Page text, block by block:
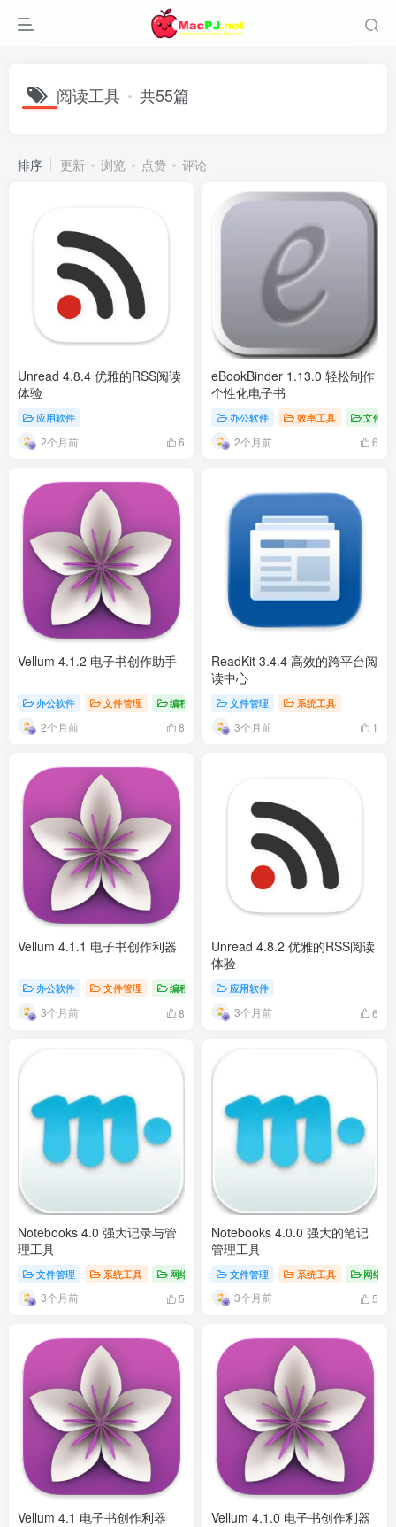
阅读工具 共55篇
排序 更新 浏览 点赞 评论
Unread 4.8.4 优雅的RSS阅读
体验
应用软件
2个月前 6
eBookBinder 1.13.0 轻松制作
个性化电子书
办公软件 效率工具 文件管
2个月前 6
Vellum 4.1.2 电子书创作助手
办公软件 文件管理 编程开发
2个月前 8
ReadKit 3.4.4 高效的跨平台阅
读中心
文件管理 系统工具
3个月前 1
Vellum 4.1.1 电子书创作利器
办公软件 文件管理 编程开发
3个月前 8
Unread 4.8.2 优雅的RSS阅读
体验
应用软件
3个月前 6
Notebooks 4.0 强大记录与管
理工具
文件管理 系统工具 网络工具
3个月前 5
Notebooks 4.0.0 强大的笔记
管理工具
文件管理 系统工具 网络工
3个月前 5
Vellum 4.1 电子书创作利器 Vellum 4.1.0 电子书创作利器